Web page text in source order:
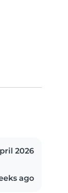
2026
ago